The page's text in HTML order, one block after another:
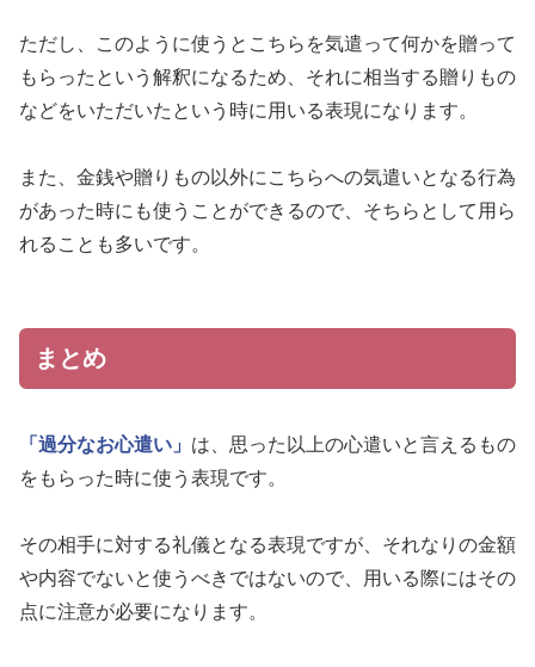
ただし、このように使うとこちらを気遣って何かを贈って
もらったという解釈になるため、それに相当する贈りもの
などをいただいたという時に用いる表現になります。
また、金銭や贈りもの以外にこちらへの気遣いとなる行為
があった時にも使うことができるので、そちらとして用ら
れることも多いです。
まとめ
「過分なお心遣い」 は、思った以上の心遣いと言えるもの
をもらった時に使う表現です。
その相手に対する礼儀となる表現ですが、それなりの金額
や内容でないと使うべきではないので、用いる際にはその
点に注意が必要になります。